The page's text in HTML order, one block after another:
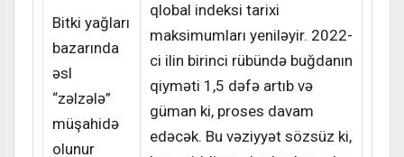
Bitki yağları
bazarında
əsl
“zəlzələ”
müşahidə
olunur
qlobal indeksi tarixi
maksimumları yeniləyir. 2022-
ci ilin birinci rübündə buğdanın
qiyməti 1,5 dəfə artıb və
güman ki, proses davam
edəcək. Bu vəziyyət sözsüz ki,